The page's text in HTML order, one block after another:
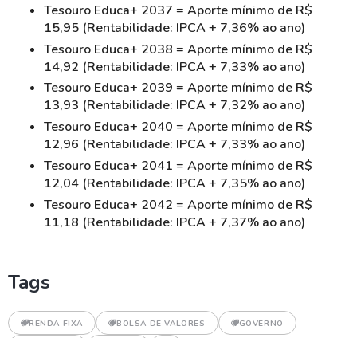
Tesouro Educa+ 2037 = Aporte mínimo de R$
15,95 (Rentabilidade: IPCA + 7,36% ao ano)
Tesouro Educa+ 2038 = Aporte mínimo de R$
14,92 (Rentabilidade: IPCA + 7,33% ao ano)
Tesouro Educa+ 2039 = Aporte mínimo de R$
13,93 (Rentabilidade: IPCA + 7,32% ao ano)
Tesouro Educa+ 2040 = Aporte mínimo de R$
12,96 (Rentabilidade: IPCA + 7,33% ao ano)
Tesouro Educa+ 2041 = Aporte mínimo de R$
12,04 (Rentabilidade: IPCA + 7,35% ao ano)
Tesouro Educa+ 2042 = Aporte mínimo de R$
11,18 (Rentabilidade: IPCA + 7,37% ao ano)
Tags
RENDA FIXA BOLSA DE VALORES GOVERNO